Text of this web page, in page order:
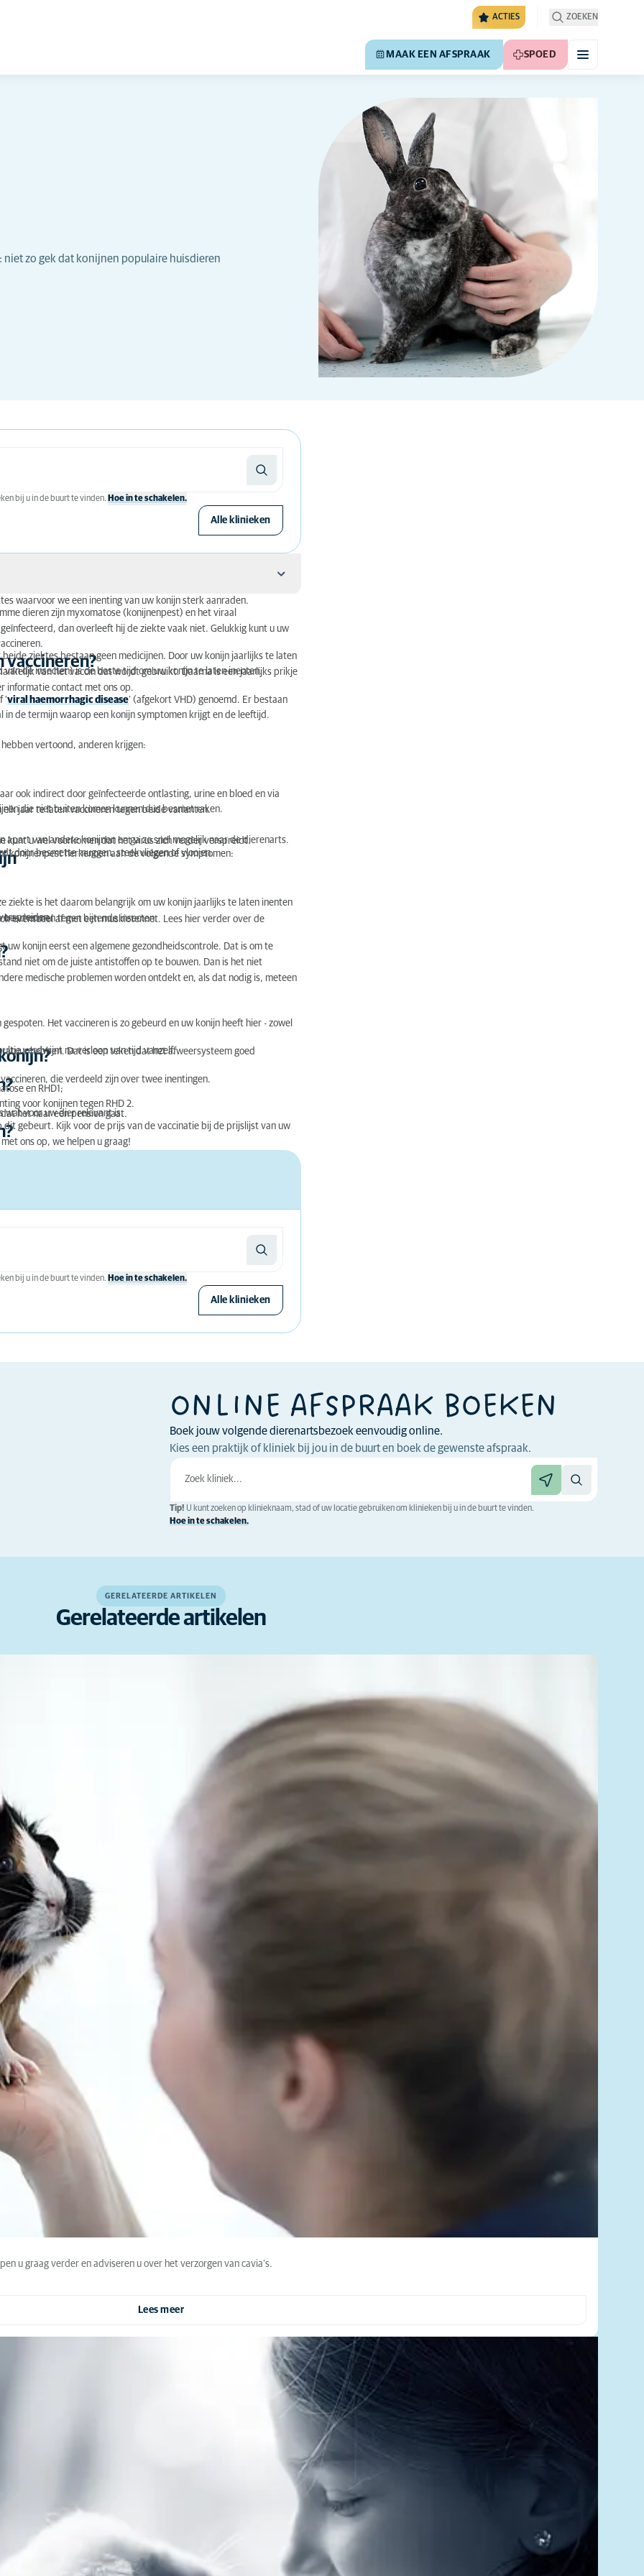
ACTIES ZOEKEN
MAAK EEN AFSPRAAK SPOED
niet zo gek dat konijnen populaire huisdieren
bij u in de buurt te vinden. Hoe in te schakelen.
Alle klinieken
waarvoor we een inenting van uw konijn sterk aanraden.
dieren zijn myxomatose (konijnenpest) en het viraal
dan overleeft hij de ziekte vaak niet. Gelukkig kunt u uw
vaccineren?
ziektes bestaan geen medicijnen. Door uw konijn jaarlijks te laten
de insecten) is de beste tijd om uw konijn te laten inenten.
van het vaccin dat wordt gebruikt. Daarna is een jaarlijks prikje
informatie contact met ons op.
‘viral haemorrhagic disease’ (afgekort VHD) genoemd. Er bestaan
in de termijn waarop een konijn symptomen krijgt en de leeftijd.
vertoond, anderen krijgen:
ook indirect door geïnfecteerde ontlasting, urine en bloed en via
die niet buiten komen kunnen dus besmet raken.
jaar te laten vaccineren tegen beide varianten.
van andere konijnen en ga zo snel mogelijk naar de dierenarts.
kunt u wel voorkomen dat het virus zich verder verspreidt.
door besmette muggen, steekvliegen of vlooien.
konijnenpest herkennen aan de volgende symptomen:
ziekte is het daarom belangrijk om uw konijn jaarlijks te laten inenten
tegen bijtende insecten.
eventueel af met een muskietennet. Lees hier verder over de
konijn eerst een algemene gezondheidscontrole. Dat is om te
niet om de juiste antistoffen op te bouwen. Dan is het niet
medische problemen worden ontdekt en, als dat nodig is, meteen
Het vaccineren is zo gebeurd en uw konijn heeft hier - zowel
verdwijnt na verloop van tijd vanzelf.
hebben. Dat is een teken dat het afweersysteem goed
die verdeeld zijn over twee inentingen.
en RHD1;
voor konijnen tegen RHD 2.
wat voor uw dier relevant is.
het naar een pension gaat.
gebeurt. Kijk voor de prijs van de vaccinatie bij de prijslijst van uw
ons op, we helpen u graag!
bij u in de buurt te vinden. Hoe in te schakelen.
Alle klinieken
ONLINE AFSPRAAK BOEKEN
Boek jouw volgende dierenartsbezoek eenvoudig online.
Kies een praktijk of kliniek bij jou in de buurt en boek de gewenste afspraak.
Tip! U kunt zoeken op klinieknaam, stad of uw locatie gebruiken om klinieken bij u in de buurt te vinden.
Hoe in te schakelen.
GERELATEERDE ARTIKELEN
Gerelateerde artikelen
u graag verder en adviseren u over het verzorgen van cavia’s.
Lees meer